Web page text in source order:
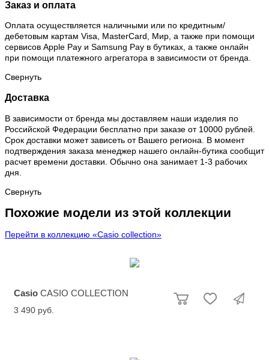
Заказ и оплата
Оплата осуществляется наличными или по кредитным/
дебетовым картам Visa, MasterCard, Мир, а также при помощи
сервисов Apple Pay и Samsung Pay в бутиках, а также онлайн
при помощи платежного агрегатора в зависимости от бренда.
Свернуть
Доставка
В зависимости от бренда мы доставляем наши изделия по
Российской Федерации бесплатно при заказе от 10000 рублей.
Срок доставки может зависеть от Вашего региона. В момент
подтверждения заказа менеджер нашего онлайн-бутика сообщит
расчет времени доставки. Обычно она занимает 1-3 рабочих
дня.
Свернуть
Похожие модели из этой коллекции
Перейти в коллекцию «Casio collection»
Casio CASIO COLLECTION
3 490 руб.